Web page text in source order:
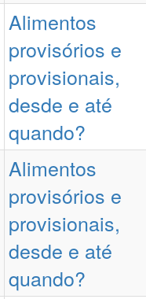
Alimentos
provisórios e
provisionais,
desde e até
quando?
Alimentos
provisórios e
provisionais,
desde e até
quando?